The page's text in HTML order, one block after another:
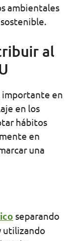
ambientales
al
importante en
en los
hábitos
en
una
separando
utilizando